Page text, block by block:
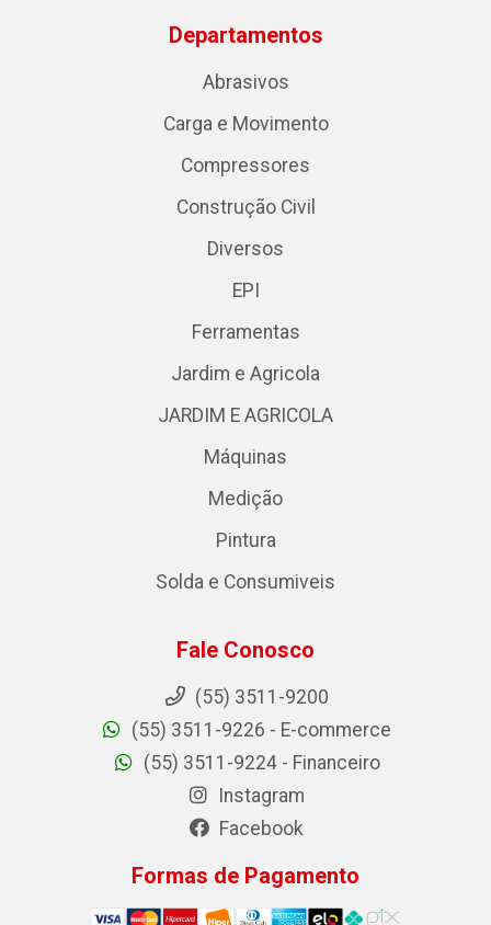
Departamentos
Abrasivos
Carga e Movimento
Compressores
Construção Civil
Diversos
EPI
Ferramentas
Jardim e Agricola
JARDIM E AGRICOLA
Máquinas
Medição
Pintura
Solda e Consumiveis
Fale Conosco
(55) 3511-9200
(55) 3511-9226 - E-commerce
(55) 3511-9224 - Financeiro
Instagram
Facebook
Formas de Pagamento